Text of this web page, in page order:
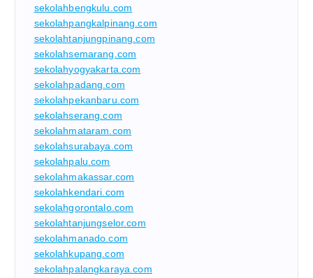
sekolahbengkulu.com
sekolahpangkalpinang.com
sekolahtanjungpinang.com
sekolahsemarang.com
sekolahyogyakarta.com
sekolahpadang.com
sekolahpekanbaru.com
sekolahserang.com
sekolahmataram.com
sekolahsurabaya.com
sekolahpalu.com
sekolahmakassar.com
sekolahkendari.com
sekolahgorontalo.com
sekolahtanjungselor.com
sekolahmanado.com
sekolahkupang.com
sekolahpalangkaraya.com